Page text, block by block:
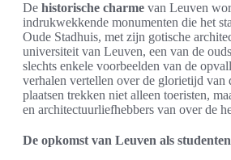
De historische charme van Leuven
indrukwekkende monumenten die het
Oude Stadhuis, met zijn gotische
universiteit van Leuven, een van de
slechts enkele voorbeelden van de
verhalen vertellen over de glorietijd van
plaatsen trekken niet alleen toeristen,
en architectuurliefhebbers van over de
De opkomst van Leuven als